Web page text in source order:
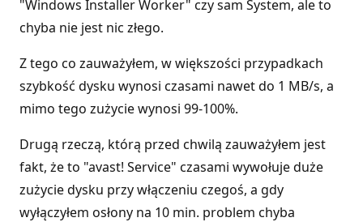
"Windows Installer Worker" czy sam System, ale to
chyba nie jest nic złego.
Z tego co zauważyłem, w większości przypadkach
szybkość dysku wynosi czasami nawet do 1 MB/s, a
mimo tego zużycie wynosi 99-100%.
Drugą rzeczą, którą przed chwilą zauważyłem jest
fakt, że to "avast! Service" czasami wywołuje duże
zużycie dysku przy włączeniu czegoś, a gdy
wyłączyłem osłony na 10 min. problem chyba